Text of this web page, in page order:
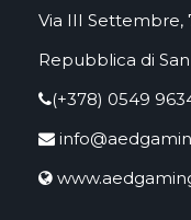
Via III Settembre,
Repubblica di
(+378) 0549